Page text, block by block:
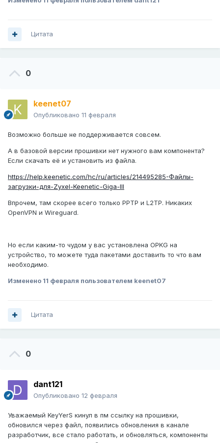
Цитата
0
keenet07
Опубликовано 11 февраля
Возможно больше не поддерживается совсем.
А в базовой версии прошивки нет нужного вам компонента?
Если скачать её и установить из файла.
https://help.keenetic.com/hc/ru/articles/214495285-Файлы-
загрузки-для-Zyxel-Keenetic-Giga-III
Впрочем, там скорее всего только PPTP и L2TP. Никаких
OpenVPN и Wireguard.
Но если каким-то чудом у вас установлена OPKG на
устройство, то можете туда пакетами доставить то что вам
необходимо.
Изменено 11 февраля пользователем keenet07
Цитата
0
dant121
Опубликовано 12 февраля
Уважаемый KeyYerS кинул в пм ссылку на прошивки,
обновился через файл, появились обновления в канале
разработчик, все стало работать, и обновляться, компоненты